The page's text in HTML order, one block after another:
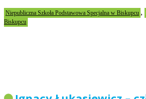
Niepubliczna Szkoła Podstawowa Specjalna w Biskupcu ,
Biskupcu